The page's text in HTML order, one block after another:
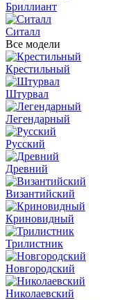
Бриллиант
Ситалл
Все модели
Крестильный
Штурвал
Легендарный
Русский
Древний
Византийский
Криновидный
Трилистник
Новгородский
Николаевский